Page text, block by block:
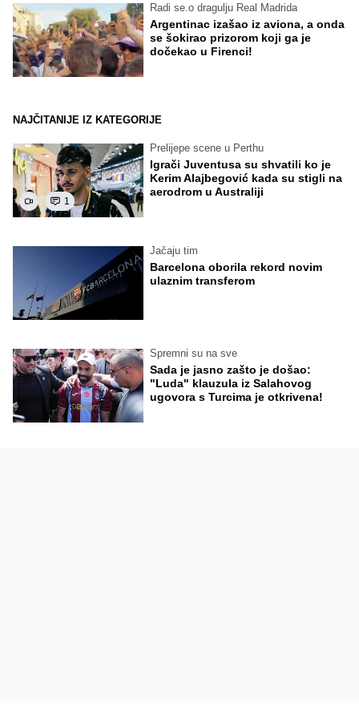
Radi se.o dragulju Real Madrida
Argentinac izašao iz aviona, a onda
se šokirao prizorom koji ga je
dočekao u Firenci!
NAJČITANIJE IZ KATEGORIJE
1
Prelijepe scene u Perthu
Igrači Juventusa su shvatili ko je
Kerim Alajbegović kada su stigli na
aerodrom u Australiji
Jačaju tim
Barcelona oborila rekord novim
ulaznim transferom
Spremni su na sve
Sada je jasno zašto je došao:
"Luda" klauzula iz Salahovog
ugovora s Turcima je otkrivena!